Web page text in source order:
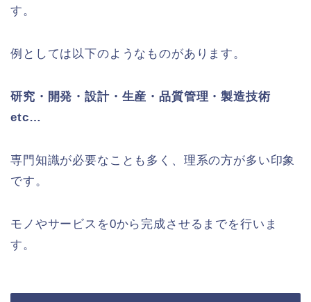
す。
例としては以下のようなものがあります。
研究・開発・設計・生産・品質管理・製造技術
etc…
専門知識が必要なことも多く、理系の方が多い印象
です。
モノやサービスを0から完成させるまでを行いま
す。